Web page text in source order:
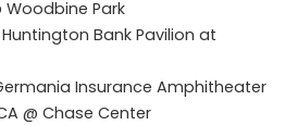
Woodbine Park
Bank Pavilion at
Insurance Amphitheater
@ Chase Center